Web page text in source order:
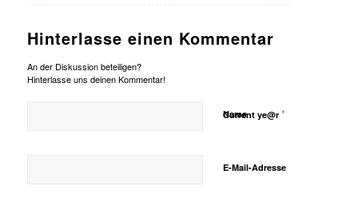
Hinterlasse einen Kommentar
An der Diskussion beteiligen?
Hinterlasse uns deinen Kommentar!
Name
E-Mail-Adresse
Current ye@r *